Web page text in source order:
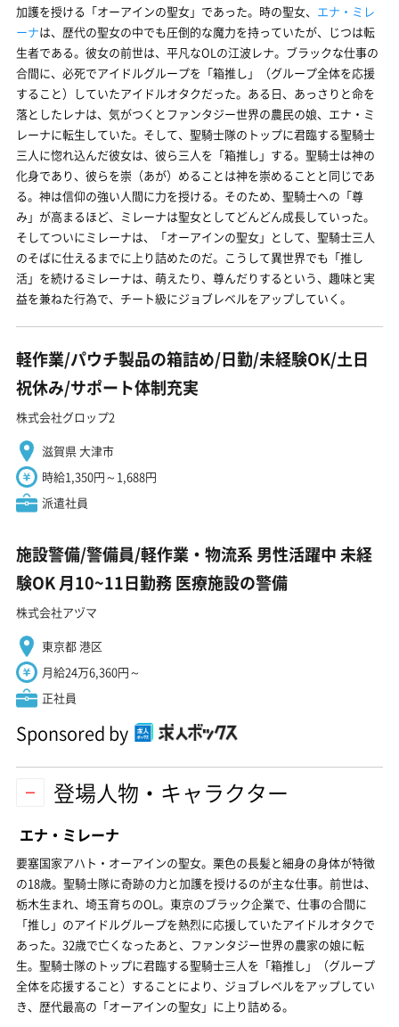
加護を授ける「オーアインの聖女」であった。時の聖女、 エナ・ミレ
ーナは、歴代の聖女の中でも圧倒的な魔力を持っていたが、じつは転
生者である。彼女の前世は、平凡なOLの江波レナ。ブラックな仕事の
合間に、必死でアイドルグループを「箱推し」（グループ全体を応援
すること）していたアイドルオタクだった。ある日、あっさりと命を
落としたレナは、気がつくとファンタジー世界の農民の娘、エナ・ミ
レーナに転生していた。そして、聖騎士隊のトップに君臨する聖騎士
三人に惚れ込んだ彼女は、彼ら三人を「箱推し」する。聖騎士は神の
化身であり、彼らを崇（あが）めることは神を崇めることと同じであ
る。神は信仰の強い人間に力を授ける。そのため、聖騎士への「尊
み」が高まるほど、ミレーナは聖女としてどんどん成長していった。
そしてついにミレーナは、「オーアインの聖女」として、聖騎士三人
のそばに仕えるまでに上り詰めたのだ。こうして異世界でも「推し
活」を続けるミレーナは、萌えたり、尊んだりするという、趣味と実
益を兼ねた行為で、チート級にジョブレベルをアップしていく。
軽作業/パウチ製品の箱詰め/日勤/未経験OK/土日
祝休み/サポート体制充実
株式会社グロップ2
滋賀県 大津市
時給1,350円～1,688円
派遣社員
施設警備/警備員/軽作業・物流系 男性活躍中 未経
験OK 月10~11日勤務 医療施設の警備
株式会社アヅマ
東京都 港区
月給24万6,360円～
正社員
Sponsored by
登場人物・キャラクター
エナ・ミレーナ
要塞国家アハト・オーアインの聖女。栗色の長髪と細身の身体が特徴
の18歳。聖騎士隊に奇跡の力と加護を授けるのが主な仕事。前世は、
栃木生まれ、埼玉育ちのOL。東京のブラック企業で、仕事の合間に
「推し」のアイドルグループを熱烈に応援していたアイドルオタクで
あった。32歳で亡くなったあと、ファンタジー世界の農家の娘に転
生。聖騎士隊のトップに君臨する聖騎士三人を「箱推し」（グループ
全体を応援すること）することにより、ジョブレベルをアップしてい
き、歴代最高の「オーアインの聖女」に上り詰める。